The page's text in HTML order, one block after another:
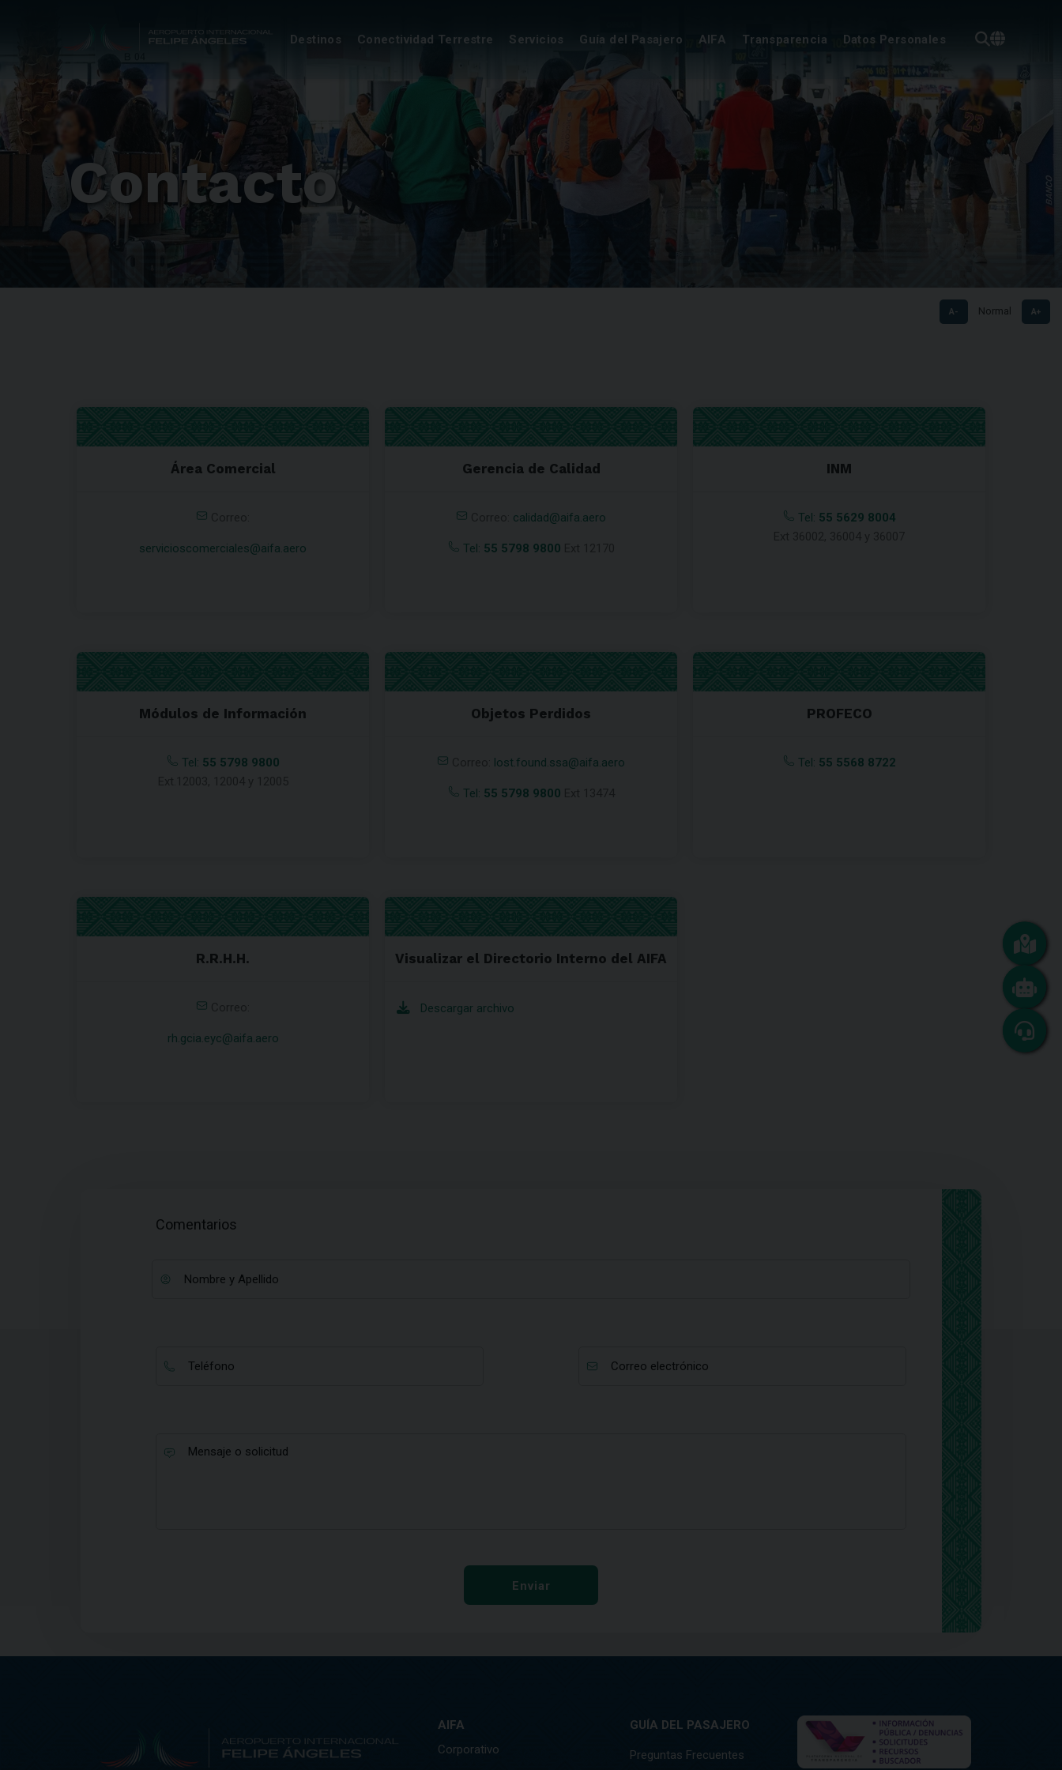
Destinos Conectividad Terrestre Servicios Guía del Pasajero AIFA Transparencia Datos Personales
Contacto
A- Normal A+
Área Comercial
servicioscomerciales@aifa.aero
Gerencia de Calidad
calidad@aifa.aero
Tel: 55 5798 9800
INM
Tel: 55 5629 8004
Módulos de Información
Tel: 55 5798 9800
Objetos Perdidos
lost.found.ssa@aifa.aero
Tel: 55 5798 9800
PROFECO
Tel: 55 5568 8722
R.R.H.H.
rh.gcia.eyc@aifa.aero
Visualizar el Directorio Interno del AIFA
Descargar archivo
Comentarios
Enviar
AIFA
Corporativo
GUÍA DEL PASAJERO
Preguntas Frecuentes